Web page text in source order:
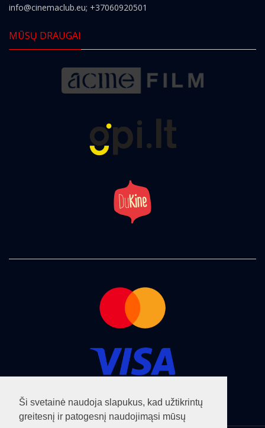
Ši svetainė naudoja slapukus, kad užtikrintų
greitesnį ir patogesnį naudojimąsi mūsų
info@cinemaclub.eu; +37060920501
MŪSŲ DRAUGAI